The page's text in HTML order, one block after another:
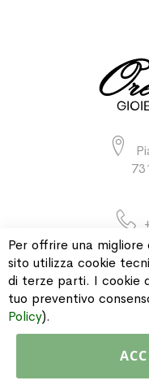
INFORMAZIONI
Per offrire una migliore
sito utilizza cookie
di terze parti. I cookie
tuo preventivo
Policy).